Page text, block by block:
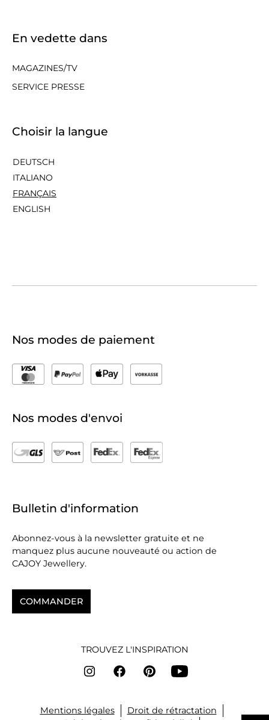
En vedette dans
MAGAZINES/TV
SERVICE PRESSE
Choisir la langue
DEUTSCH
ITALIANO
FRANÇAIS
ENGLISH
Nos modes de paiement
Nos modes d'envoi
Bulletin d'information
Abonnez-vous à la newsletter gratuite et ne
manquez plus aucune nouveauté ou action de
CAJOY Jewellery.
COMMANDER
TROUVEZ L'INSPIRATION
Mentions légales
Droit de rétractation